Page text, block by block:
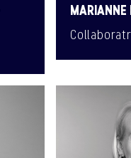
MARIANNE